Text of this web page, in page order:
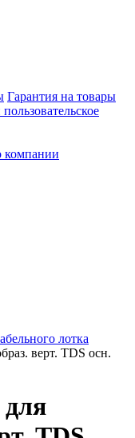
Гарантия на товары
лотка
верт. TDS осн.